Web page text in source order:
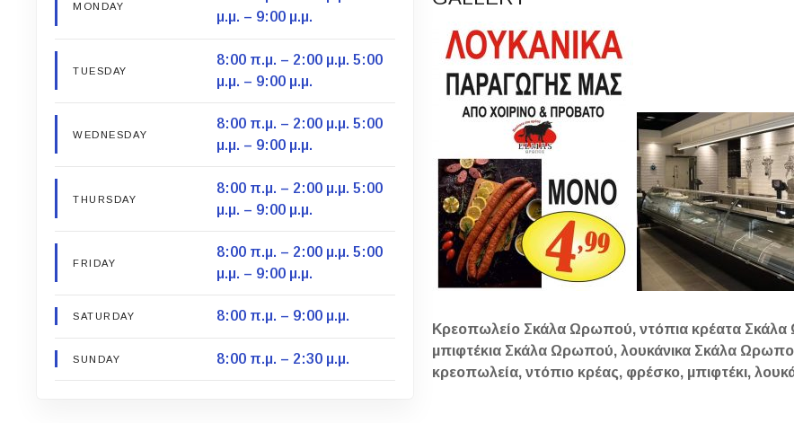
MONDAY
μ.μ. – 9:00 μ.μ.
TUESDAY
8:00 π.μ. – 2:00 μ.μ. 5:00
μ.μ. – 9:00 μ.μ.
WEDNESDAY
8:00 π.μ. – 2:00 μ.μ. 5:00
μ.μ. – 9:00 μ.μ.
THURSDAY
8:00 π.μ. – 2:00 μ.μ. 5:00
μ.μ. – 9:00 μ.μ.
FRIDAY
8:00 π.μ. – 2:00 μ.μ. 5:00
μ.μ. – 9:00 μ.μ.
SATURDAY 8:00 π.μ. – 9:00 μ.μ.
SUNDAY 8:00 π.μ. – 2:30 μ.μ.
Κρεοπωλείο Σκάλα Ωρωπού, ντόπια κρέατα
μπιφτέκια Σκάλα Ωρωπού, λουκάνικα Σκάλα
κρεοπωλεία, ντόπιο κρέας, φρέσκο, μπιφτέκι,